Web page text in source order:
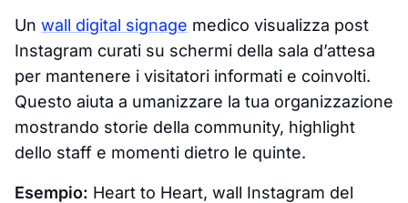
Un wall digital signage medico visualizza post
Instagram curati su schermi della sala d’attesa
per mantenere i visitatori informati e coinvolti.
Questo aiuta a umanizzare la tua organizzazione
mostrando storie della community, highlight
dello staff e momenti dietro le quinte.
Esempio: Heart to Heart, wall Instagram del